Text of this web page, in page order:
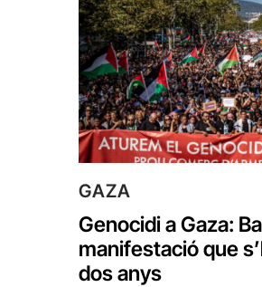
GAZA
Genocidi a Gaza:
manifestació que
dos anys